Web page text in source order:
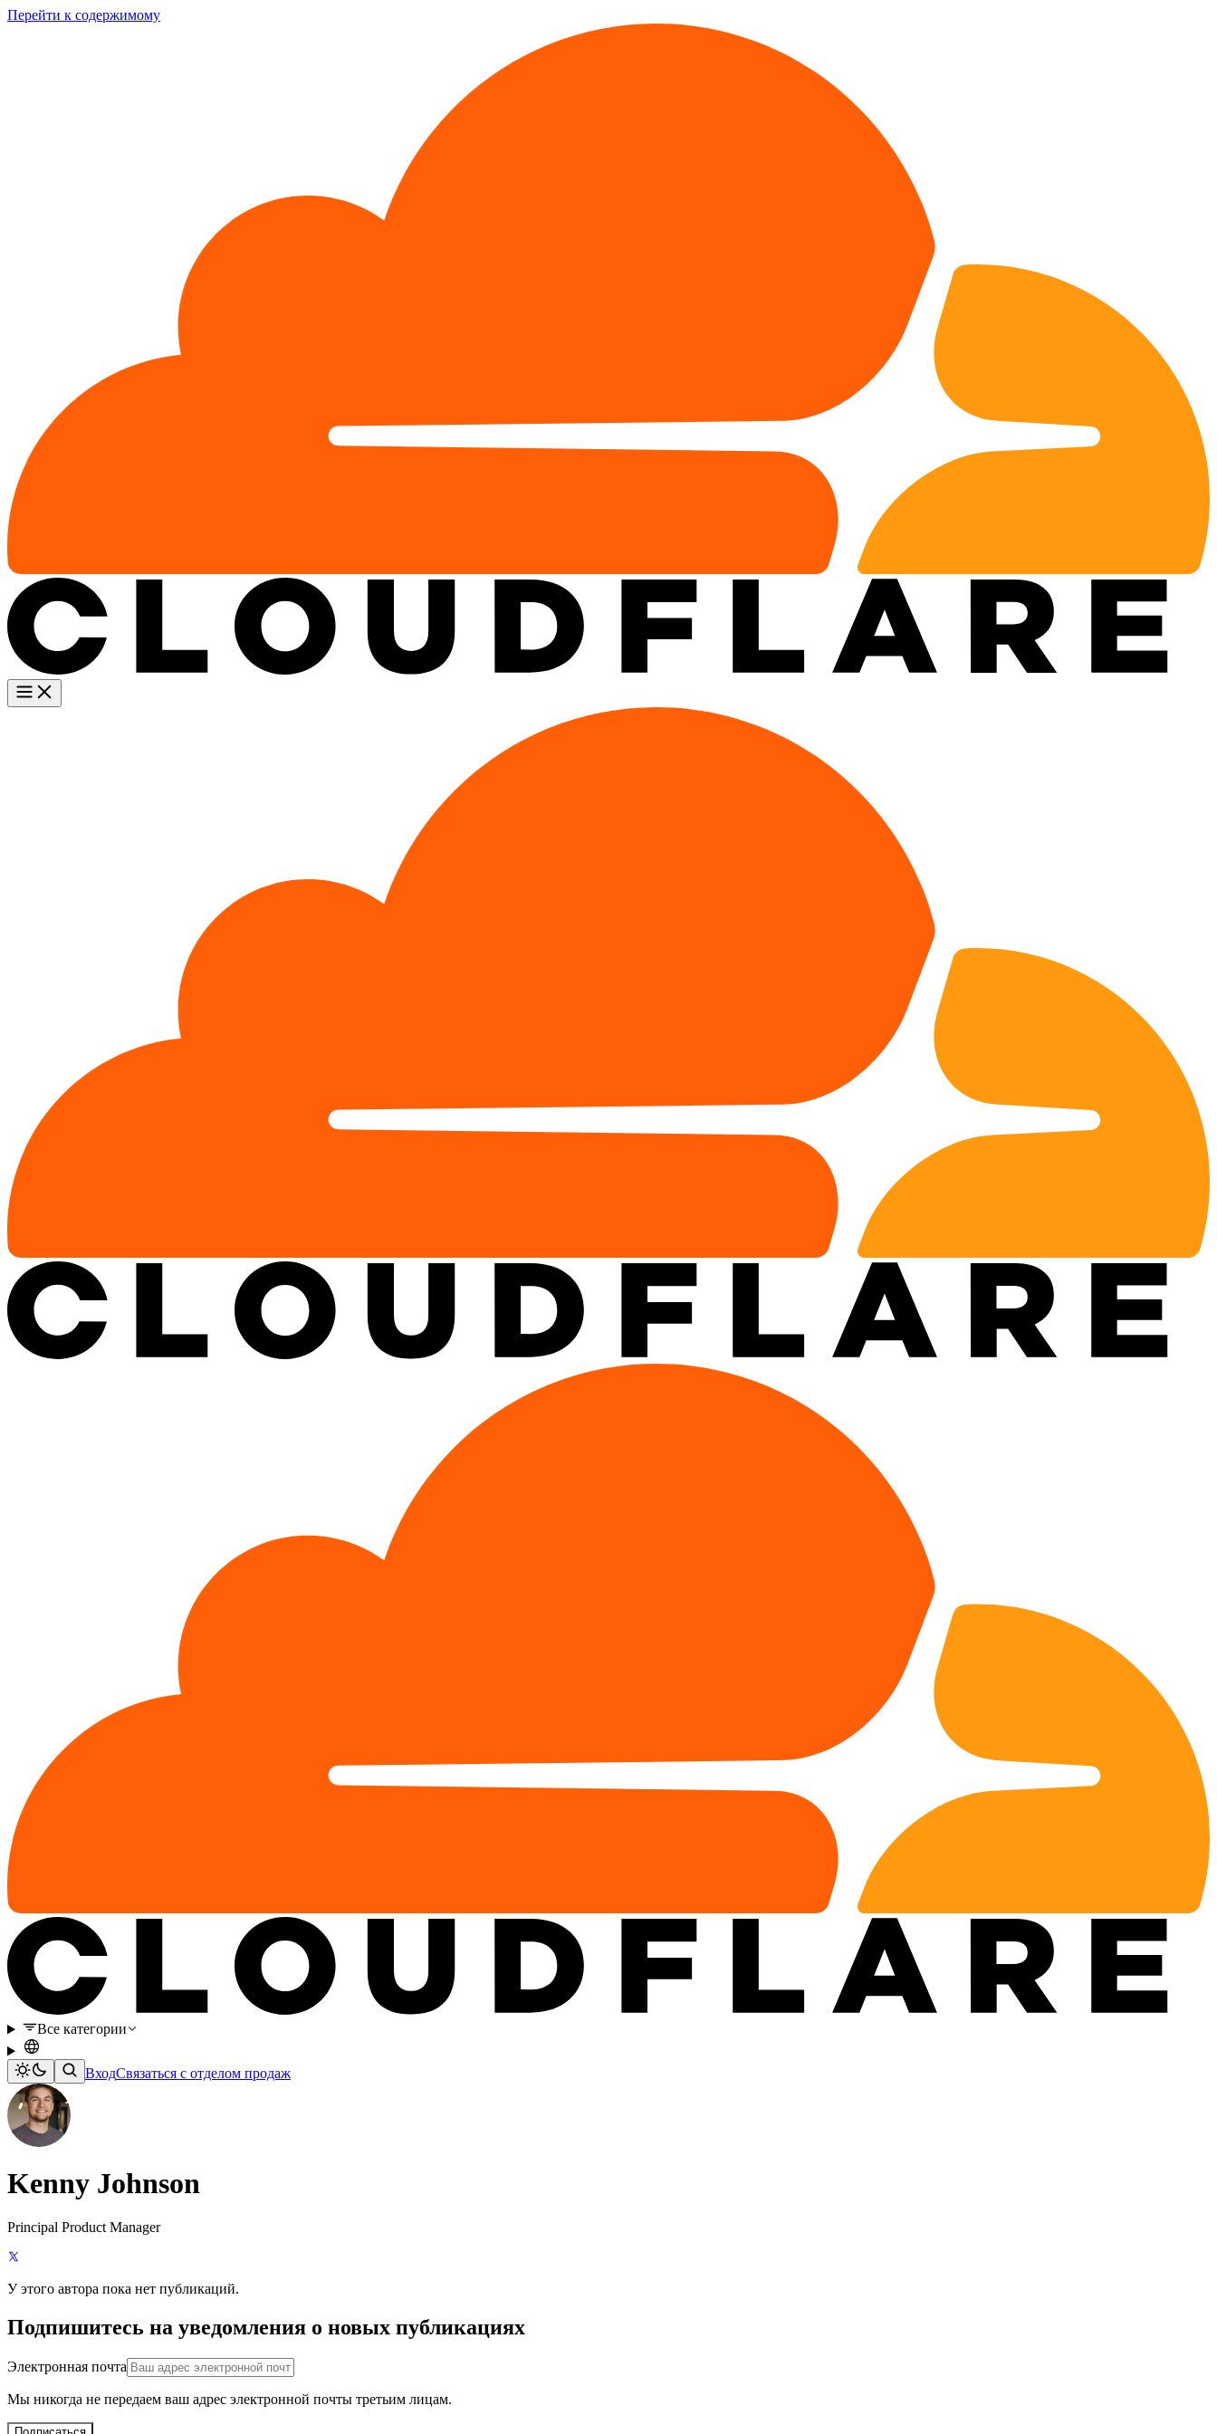
Перейти к содержимому
Все категории
ВходСвязаться с отделом продаж
Kenny Johnson
Principal Product Manager
У этого автора пока нет публикаций.
Подпишитесь на уведомления о новых публикациях
Электронная почта
Мы никогда не передаем ваш адрес электронной почты третьим лицам.